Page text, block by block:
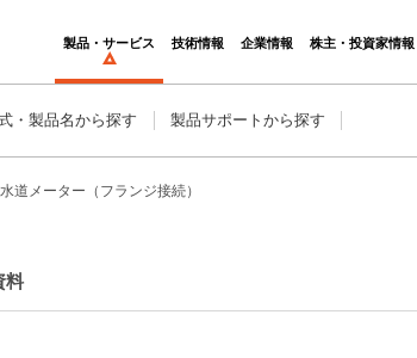
製品・サービス 技術情報 企業情報 株主・投資家情報
・製品名から探す 製品サポートから探す
道メーター（フランジ接続）
料